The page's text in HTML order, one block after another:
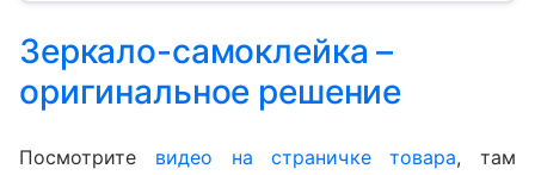
Зеркало-самоклейка –
оригинальное решение
Посмотрите видео на страничке товара, там